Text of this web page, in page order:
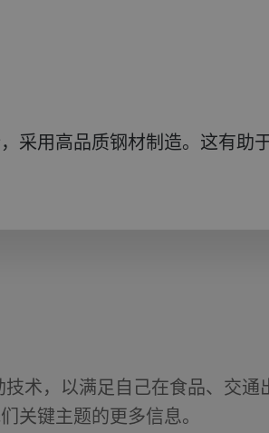
采用高品质钢材制造。这有助
术，以满足自己在食品、交
关键主题的更多信息。